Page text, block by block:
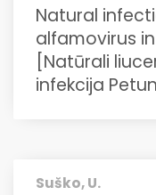
Natural
alfamovirus
[Natūrali
infekcija
Suško, U.